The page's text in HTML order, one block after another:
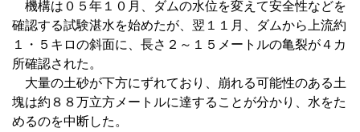
機構は０５年１０月、ダムの水位を変えて安全性などを
確認する試験湛水を始めたが、翌１１月、ダムから上流約
１・５キロの斜面に、長さ２～１５メートルの亀裂が４カ
所確認された。
大量の土砂が下方にずれており、崩れる可能性のある土
塊は約８８万立方メートルに達することが分かり、水をた
めるのを中断した。